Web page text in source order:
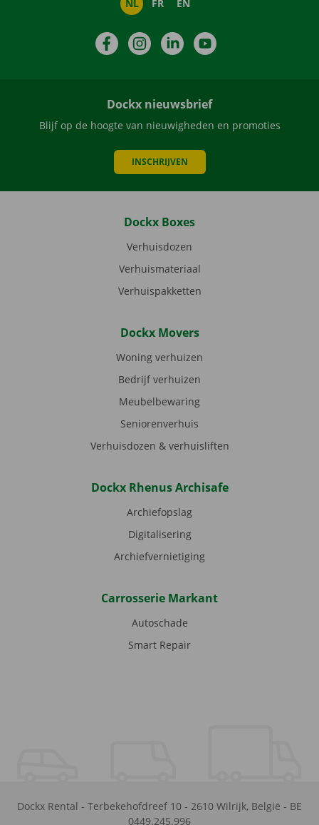
NL FR EN
FacebookInstagramLinkedIn
Dockx nieuwsbrief
Blijf op de hoogte van nieuwigheden en promoties
INSCHRIJVEN
Dockx Boxes
Verhuisdozen
Verhuismateriaal
Verhuispakketten
Dockx Movers
Woning verhuizen
Bedrijf verhuizen
Meubelbewaring
Seniorenverhuis
Verhuisdozen & verhuisliften
Dockx Rhenus Archisafe
Archiefopslag
Digitalisering
Archiefvernietiging
Carrosserie Markant
Autoschade
Smart Repair
Dockx Rental - Terbekehofdreef 10 - 2610 Wilrijk, België - BE
0449.245.996